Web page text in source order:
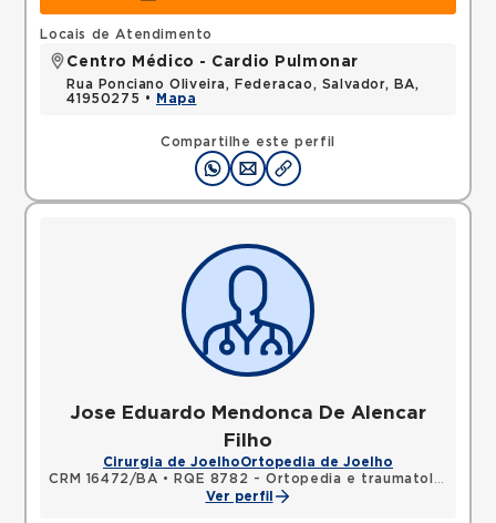
Compartilhe este perfil
Locais de Atendimento
Centro Médico - Cardio Pulmonar
Rua Ponciano Oliveira, Federacao, Salvador, BA,
41950275 •
Mapa
Jose Eduardo Mendonca De Alencar
Filho
Cirurgia de JoelhoOrtopedia de Joelho
CRM 16472/BA •
RQE 8782 - Ortopedia e traumatologia
Ver perfil